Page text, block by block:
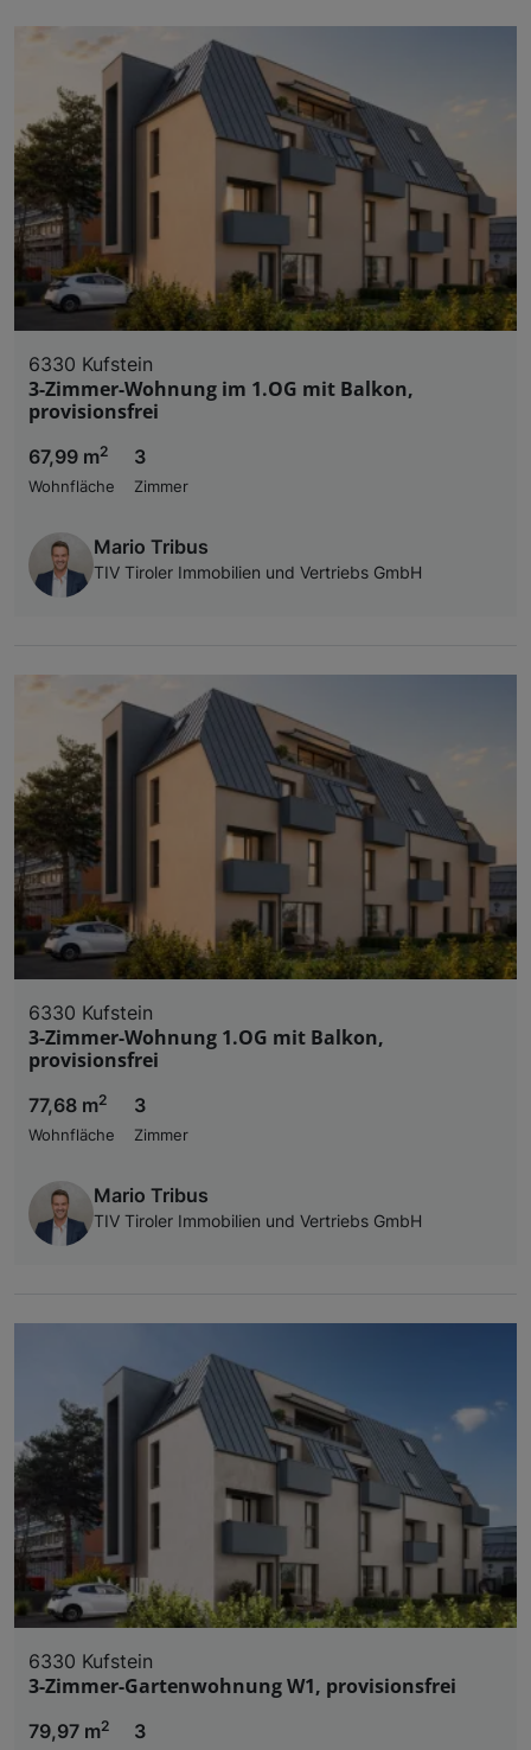
6330 Kufstein
3-Zimmer-Wohnung im 1.OG mit Balkon,
provisionsfrei
67,99 m2
Wohnfläche
3
Zimmer
Mario Tribus
TIV Tiroler Immobilien und Vertriebs GmbH
6330 Kufstein
3-Zimmer-Wohnung 1.OG mit Balkon,
provisionsfrei
77,68 m2
Wohnfläche
3
Zimmer
Mario Tribus
TIV Tiroler Immobilien und Vertriebs GmbH
6330 Kufstein
3-Zimmer-Gartenwohnung W1, provisionsfrei
79,97 m2
3